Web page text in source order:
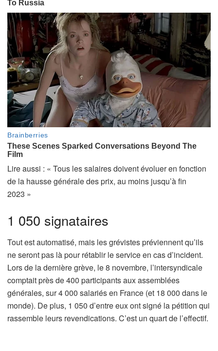
Lire aussi : A
r
c
e
r
é
s
e
r
v
« Tous les salaires doivent évoluer en fonction
de la hausse générale des prix, au moins jusqu’à fin
2023 »
1 050 signataires
Tout est automatisé, mais les grévistes préviennent qu’ils
ne seront pas là pour rétablir le service en cas d’incident.
Lors de la dernière grève, le 8 novembre, l’intersyndicale
comptait près de 400 participants aux assemblées
générales, sur 4 000 salariés en France (et 18 000 dans le
monde). De plus, 1 050 d’entre eux ont signé la pétition qui
rassemble leurs revendications. C’est un quart de l’effectif.